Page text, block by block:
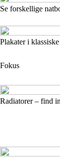
Se forskellige
Plakater i
Fokus
Radiatorer – find